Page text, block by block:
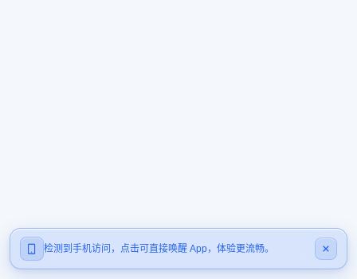
检测到手机访问，点击可直接唤醒 App，体验更流畅。